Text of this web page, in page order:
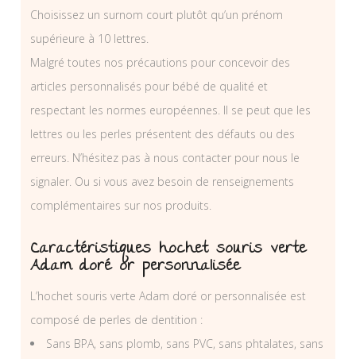
Choisissez un surnom court plutôt qu’un prénom
supérieure à 10 lettres.
Malgré toutes nos précautions pour concevoir des
articles personnalisés pour bébé de qualité et
respectant les normes européennes. Il se peut que les
lettres ou les perles présentent des défauts ou des
erreurs. N’hésitez pas à nous contacter pour nous le
signaler. Ou si vous avez besoin de renseignements
complémentaires sur nos produits.
Caractéristiques hochet souris verte
Adam doré or personnalisée
L’hochet souris verte Adam doré or personnalisée est
composé de perles de dentition :
Sans BPA, sans plomb, sans PVC, sans phtalates, sans